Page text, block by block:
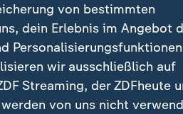
und doch trägt die
ihrer Breite mit. Nicht alle
Abschreckung, die
Migrationsminister lobt:
von bestimmten
dein Erlebnis im Angebot
Personalisierungsfunktionen
wir ausschließlich auf
Streaming, der ZDFheute
von uns nicht